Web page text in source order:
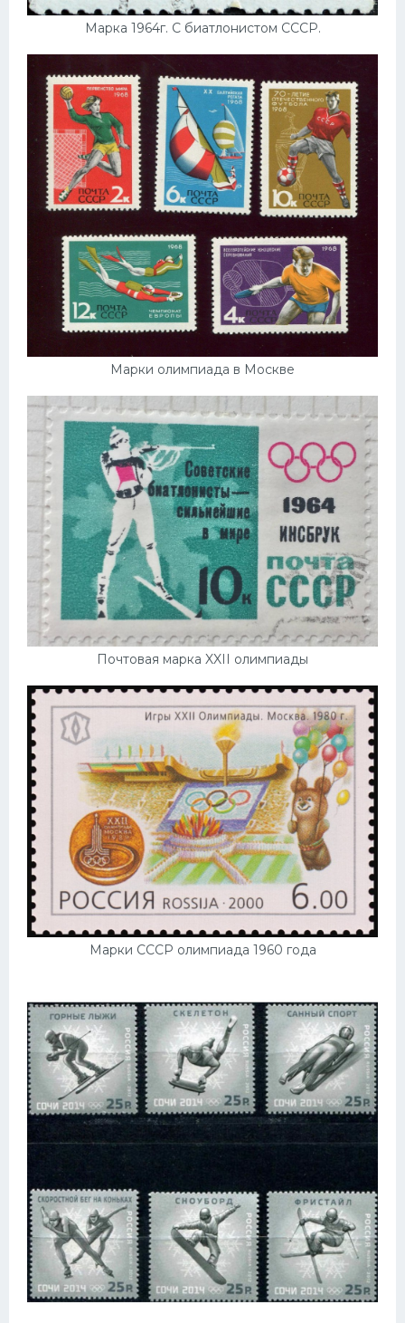
Марка 1964г. С биатлонистом СССР.
Марки олимпиада в Москве
Почтовая марка XXII олимпиады
Марки СССР олимпиада 1960 года